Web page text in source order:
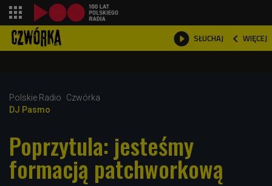
 SŁUCHAJ  WIĘCEJ

Polskie Radio
Czwórka
DJ Pasmo
Poprzytula: jesteśmy
formacją patchworkową